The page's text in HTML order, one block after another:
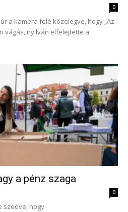
0
a kamera felé közelegve, hogy „Az
vágás, nyilván elfelejtette a
a pénz szaga
0
szedve, hogy